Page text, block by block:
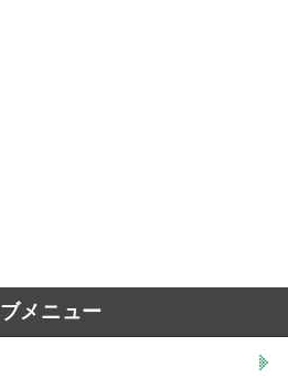
メニュー